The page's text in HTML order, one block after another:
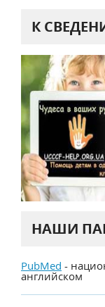
К
НАШИ
PubMed -
английском